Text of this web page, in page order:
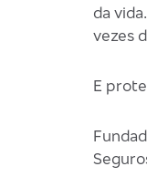
da
vezes
E